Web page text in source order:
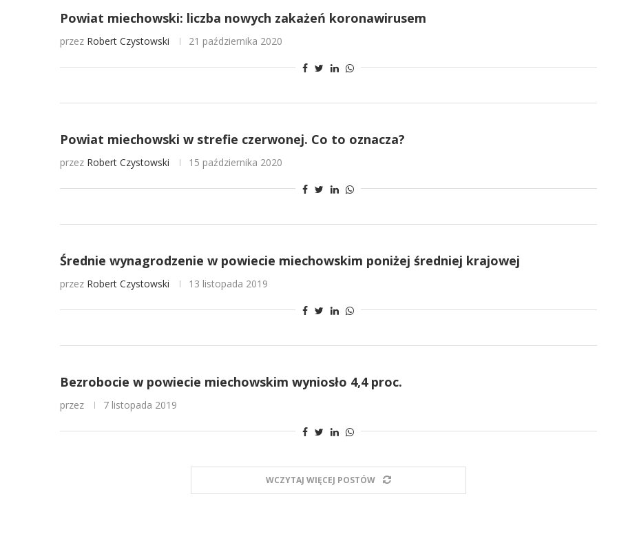
Powiat miechowski: liczba nowych zakażeń koronawirusem
przez Robert Czystowski 21 października 2020
Powiat miechowski w strefie czerwonej. Co to oznacza?
przez Robert Czystowski 15 października 2020
Średnie wynagrodzenie w powiecie miechowskim poniżej średniej krajowej
przez Robert Czystowski 13 listopada 2019
Bezrobocie w powiecie miechowskim wyniosło 4,4 proc.
przez 7 listopada 2019
WCZYTAJ WIĘCEJ POSTÓW